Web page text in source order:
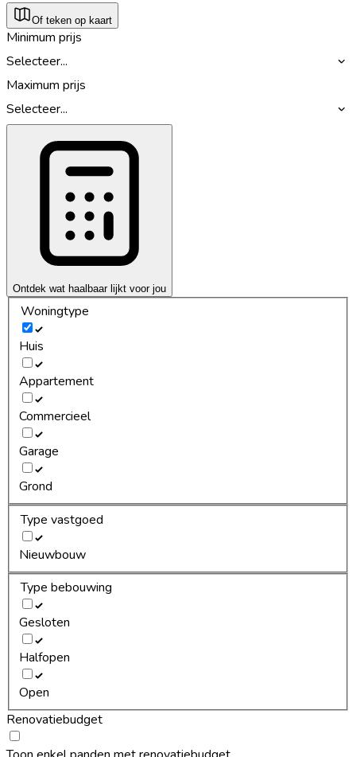
Of teken op kaart
Minimum prijs
Selecteer...
Maximum prijs
Selecteer...
Ontdek wat haalbaar lijkt voor jou
Woningtype
Huis
Appartement
Commercieel
Garage
Grond
Type vastgoed
Nieuwbouw
Type bebouwing
Gesloten
Halfopen
Open
Renovatiebudget